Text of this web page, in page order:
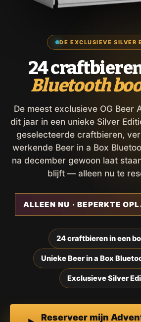
DE EXCLUSIEVE SILVER
24
Bluetooth
De meest exclusieve OG Beer
dit jaar in een unieke Silver
geselecteerde craftbieren,
werkende Beer in a Box
na december gewoon laat
blijft — alleen nu te
ALLEEN NU · BEPERKTE
24 craftbieren in een
Unieke Beer in a Box
Exclusieve Silver
Reserveer mijn